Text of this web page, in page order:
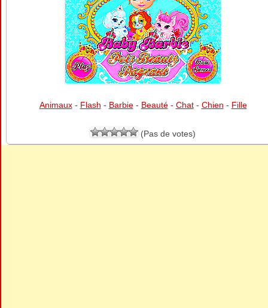
Animaux- Flash - Barbie- Beauté- Chat- Chien - Fille
(Pas de votes)